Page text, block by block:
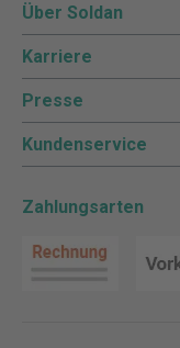
Über Soldan
Karriere
Presse
Kundenservice
Zahlungsarten